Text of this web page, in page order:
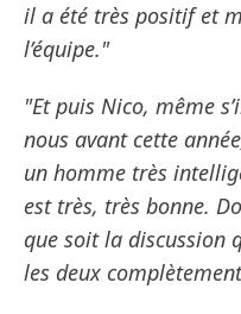
il a été très positif et
l’équipe."
"Et puis Nico, même
nous avant cette
un homme très
est très, très bonne.
que soit la discussion
les deux